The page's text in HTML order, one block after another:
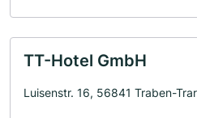
TT-Hotel GmbH
Luisenstr. 16, 56841 Traben-